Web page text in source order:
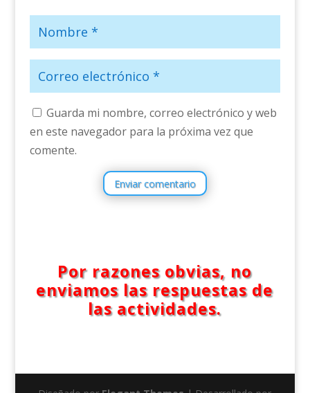
Guarda mi nombre, correo electrónico y web
en este navegador para la próxima vez que
comente.
Enviar comentario
Por razones obvias, no
enviamos las respuestas de
las actividades.